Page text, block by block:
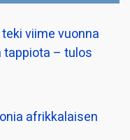
viime vuonna
tappiota – tulos
afrikkalaisen